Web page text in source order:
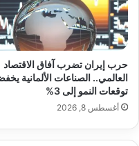
ت
ا
ل
ف
ا
خ
ر
ة
ة
ب
أ
غ
ن
ي
ت
ه
ل
حرب إيران تضرب آفاق الاقتصاد
العالمي.. الصناعات الألمانية
توقعات النمو إلى 3%
أغسطس 8, 2026